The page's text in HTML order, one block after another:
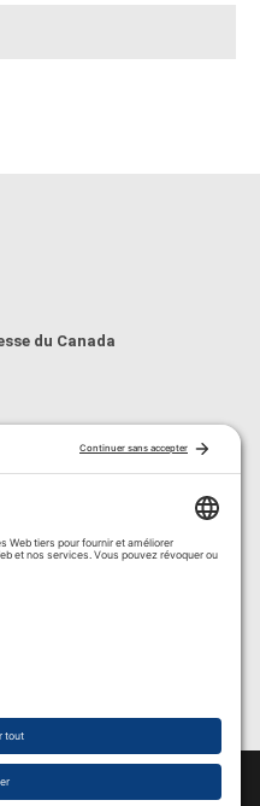
du Canada